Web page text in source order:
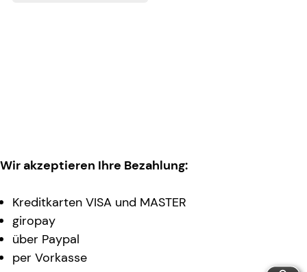
Wir akzeptieren Ihre Bezahlung:
Kreditkarten VISA und MASTER
giropay
über Paypal
per Vorkasse